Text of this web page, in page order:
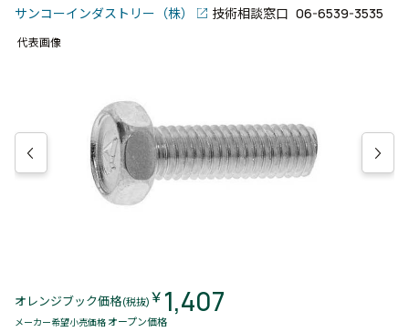
サンコーインダストリー（株） 技術相談窓口 06-6539-3535
代表画像
オレンジブック価格(税抜) ￥ 1,407
メーカー希望小売価格 オープン価格